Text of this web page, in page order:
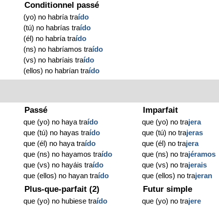
Conditionnel passé
(yo) no habría traído
(tú) no habrías traído
(él) no habría traído
(ns) no habríamos traído
(vs) no habríais traído
(ellos) no habrían traído
Passé
que (yo) no haya traído
que (tú) no hayas traído
que (él) no haya traído
que (ns) no hayamos traído
que (vs) no hayáis traído
que (ellos) no hayan traído
Imparfait
que (yo) no trajera
que (tú) no trajeras
que (él) no trajera
que (ns) no trajéramos
que (vs) no trajerais
que (ellos) no trajeran
Plus-que-parfait (2)
que (yo) no hubiese traído
Futur simple
que (yo) no trajere